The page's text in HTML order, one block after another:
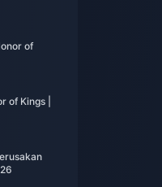
of
of Kings |